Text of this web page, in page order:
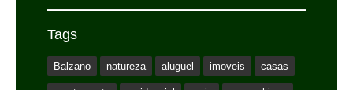
Tags
Balzano natureza aluguel imoveis casas